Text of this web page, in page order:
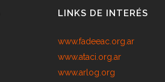
LINKS DE INTERÉS
www.fadeeac.org.ar
www.ataci.org.ar
www.arlog.org